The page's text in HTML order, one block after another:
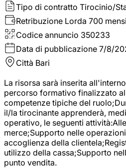
Tipo di contratto Tirocinio/
Retribuzione Lorda 700
Codice annuncio 350233
Data di pubblicazione 7/8/
Città Bari
La risorsa sarà inserita
percorso formativo finalizzato
competenze tipiche del
il/la tirocinante apprenderà,
operativo, le seguenti
merce;Supporto nelle
accoglienza della
utilizzo della cassa;Supporto
punto vendita.